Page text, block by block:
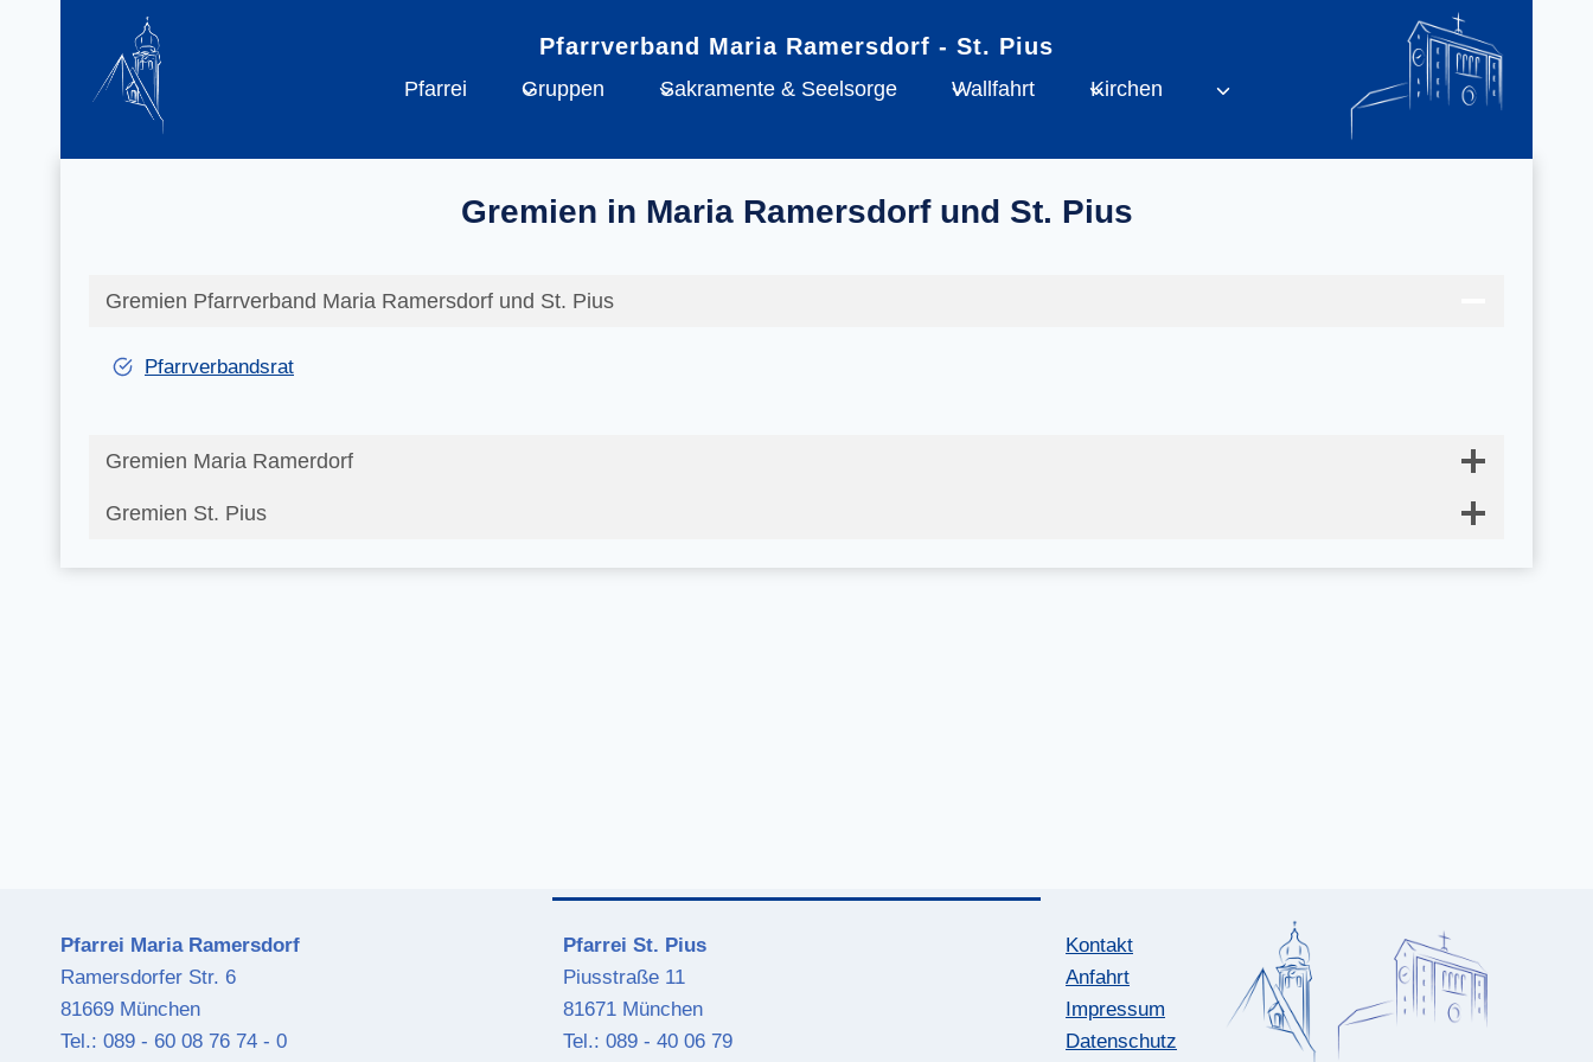
Pfarrei Gruppen Sakramente & Seelsorge Wallfahrt Kirchen
Gremien in Maria Ramersdorf und St. Pius
Gremien Pfarrverband Maria Ramersdorf und St. Pius
Pfarrverbandsrat
Gremien Maria Ramerdorf
Gremien St. Pius
Pfarrei Maria Ramersdorf
Ramersdorfer Str. 6
81669 München
Tel.: 089 - 60 08 76 74 - 0
Pfarrei St. Pius
Piusstraße 11
81671 München
Tel.: 089 - 40 06 79
Kontakt
Anfahrt
Impressum
Datenschutz